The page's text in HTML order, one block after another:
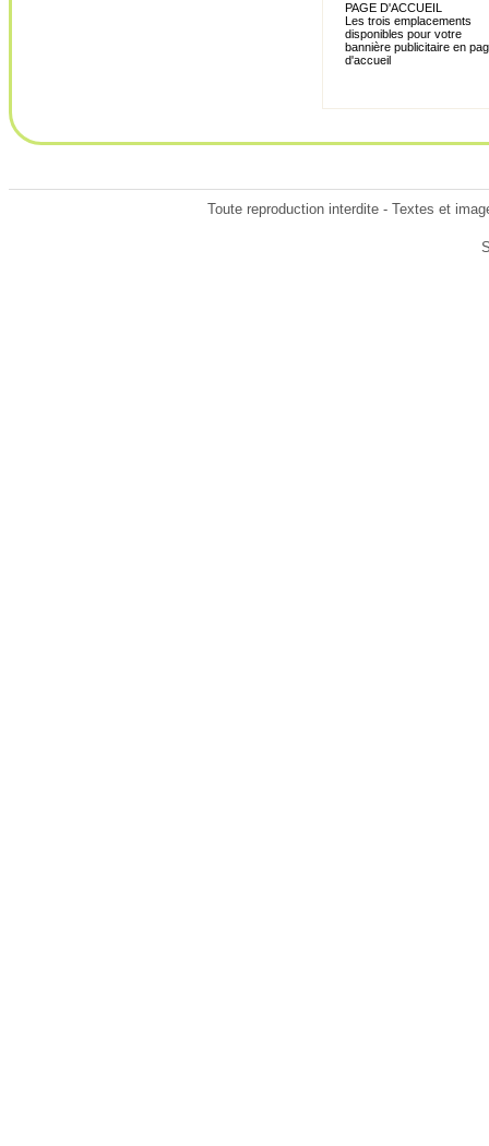
PAGE D'ACCUEIL
Les trois emplacements
disponibles pour votre
bannière publicitaire en
d'accueil
Toute reproduction interdite - Textes et